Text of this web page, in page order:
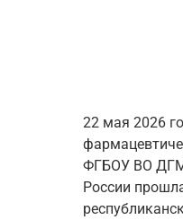
22 мая 2026
ФГБОУ ВО
России